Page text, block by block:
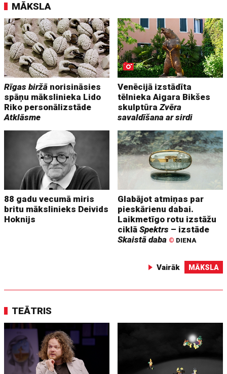
MĀKSLA
Rīgas biržā norisināsies
spāņu mākslinieka Lido
Riko personālizstāde
Atklāsme
Venēcijā izstādīta
tēlnieka Aigara Bikšes
skulptūraZvēra
savaldīšana ar sirdi
88 gadu vecumā miris
britu mākslinieks Deivids
Hoknijs
Glabājot atmiņas par
pieskārienu dabai.
Laikmetīgo rotu izstāžu
ciklāSpektrs – izstāde
Skaistā daba © DIENA
Vairāk MĀKSLA
TEĀTRIS